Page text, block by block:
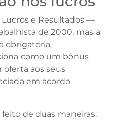
e Resultados —
de 2000, mas a
obrigatória.
como um bônus
aos seus
em acordo
de duas maneiras: